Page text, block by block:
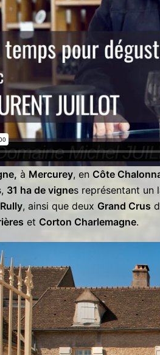
à Mercurey, en Côte
31 ha de vignes représentant un
, ainsi que deux Grand Crus
et Corton Charlemagne.